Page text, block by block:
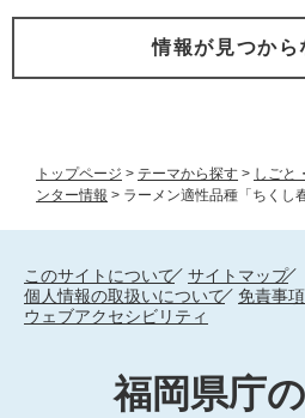
トップページ > テーマから探す > しごと
ンター情報 > ラーメン適性品種「ちくし
情報が見つから
このサイトについて
サイトマップ
個人情報の取扱いについて
免責事
ウェブアクセシビリティ
福岡県庁